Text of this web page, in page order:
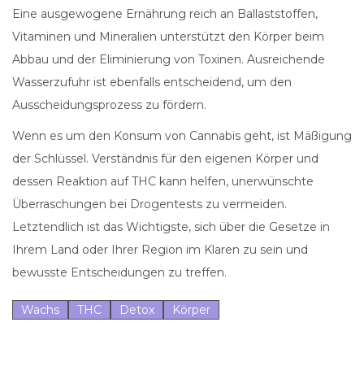
Eine ausgewogene Ernährung reich an Ballaststoffen,
Vitaminen und Mineralien unterstützt den Körper beim
Abbau und der Eliminierung von Toxinen. Ausreichende
Wasserzufuhr ist ebenfalls entscheidend, um den
Ausscheidungsprozess zu fördern.
Wenn es um den Konsum von Cannabis geht, ist Mäßigung
der Schlüssel. Verständnis für den eigenen Körper und
dessen Reaktion auf THC kann helfen, unerwünschte
Überraschungen bei Drogentests zu vermeiden.
Letztendlich ist das Wichtigste, sich über die Gesetze in
Ihrem Land oder Ihrer Region im Klaren zu sein und
bewusste Entscheidungen zu treffen.
Wachs THC Detox Körper